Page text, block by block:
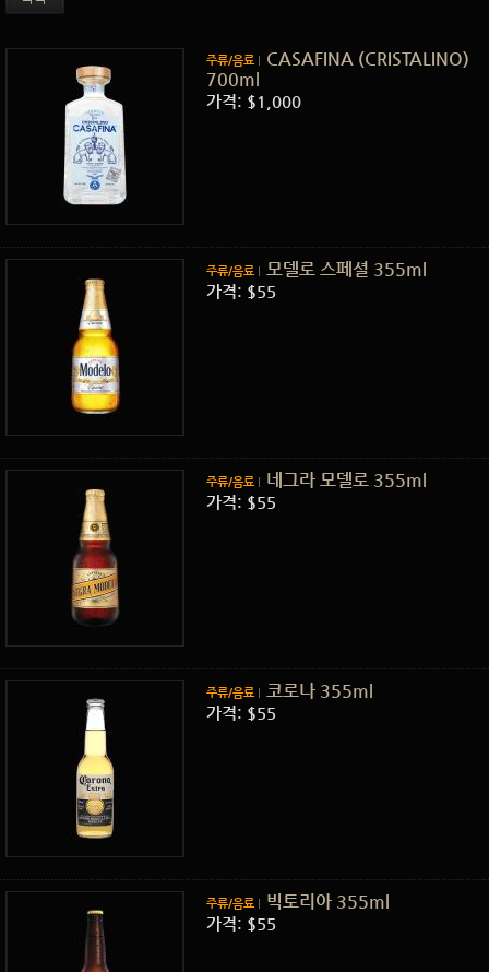
주류/음료
CASAFINA (CRISTALINO)
700ml
가격: $1,000
주류/음료 모델로 스페셜 355ml
가격: $55
주류/음료 네그라 모델로 355ml
가격: $55
주류/음료 코로나 355ml
가격: $55
주류/음료 빅토리아 355ml
가격: $55